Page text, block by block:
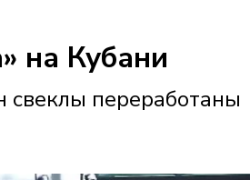
на Кубани
свеклы переработаны